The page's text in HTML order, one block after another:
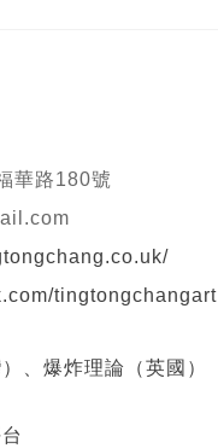
華路180號
tingtongchangart
、爆炸理論（英國）